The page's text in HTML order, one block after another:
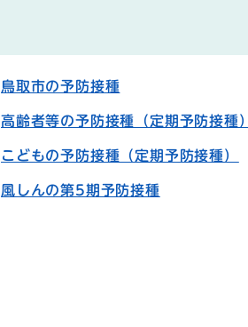
鳥取市の予防接種
高齢者等の予防接種（定期予防接種）
こどもの予防接種（定期予防接種）
風しんの第5期予防接種